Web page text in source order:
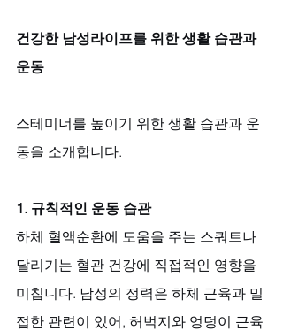
건강한 남성라이프를 위한 생활 습관과
운동
스테미너를 높이기 위한 생활 습관과 운
동을 소개합니다.
1. 규칙적인 운동 습관
하체 혈액순환에 도움을 주는 스쿼트나
달리기는 혈관 건강에 직접적인 영향을
미칩니다. 남성의 정력은 하체 근육과 밀
접한 관련이 있어, 허벅지와 엉덩이 근육